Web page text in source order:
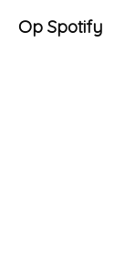
Op Spotify